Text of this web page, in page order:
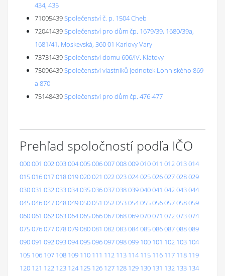
434, 435
71005439Společenství č. p. 1504 Cheb
72041439Společenství pro dům čp. 1679/39, 1680/39a,
1681/41, Moskevská, 360 01 Karlovy Vary
73731439Společenství domu 606/IV. Klatovy
75096439Společenství vlastníků jednotek Lohniského 869
a 870
75148439Společenství pro dům čp. 476-477
Prehľad spoločností podľa IČO
000001 002003004005006007008009010011 012013014
015016017018019020021 022023024025026027028029
030031 032033034035036037038039040041 042043044
045046047048049050051 052053054055056057058059
060061 062063064065066067068069070071 072073074
075076077078079080081 082083084085086087088089
090091 092093094095096097098099 100 101 102 103 104
105 106 107 108 109 110 111 112 113 114 115 116 117 118 119
120 121 122 123 124 125 126 127 128 129 130 131 132 133 134